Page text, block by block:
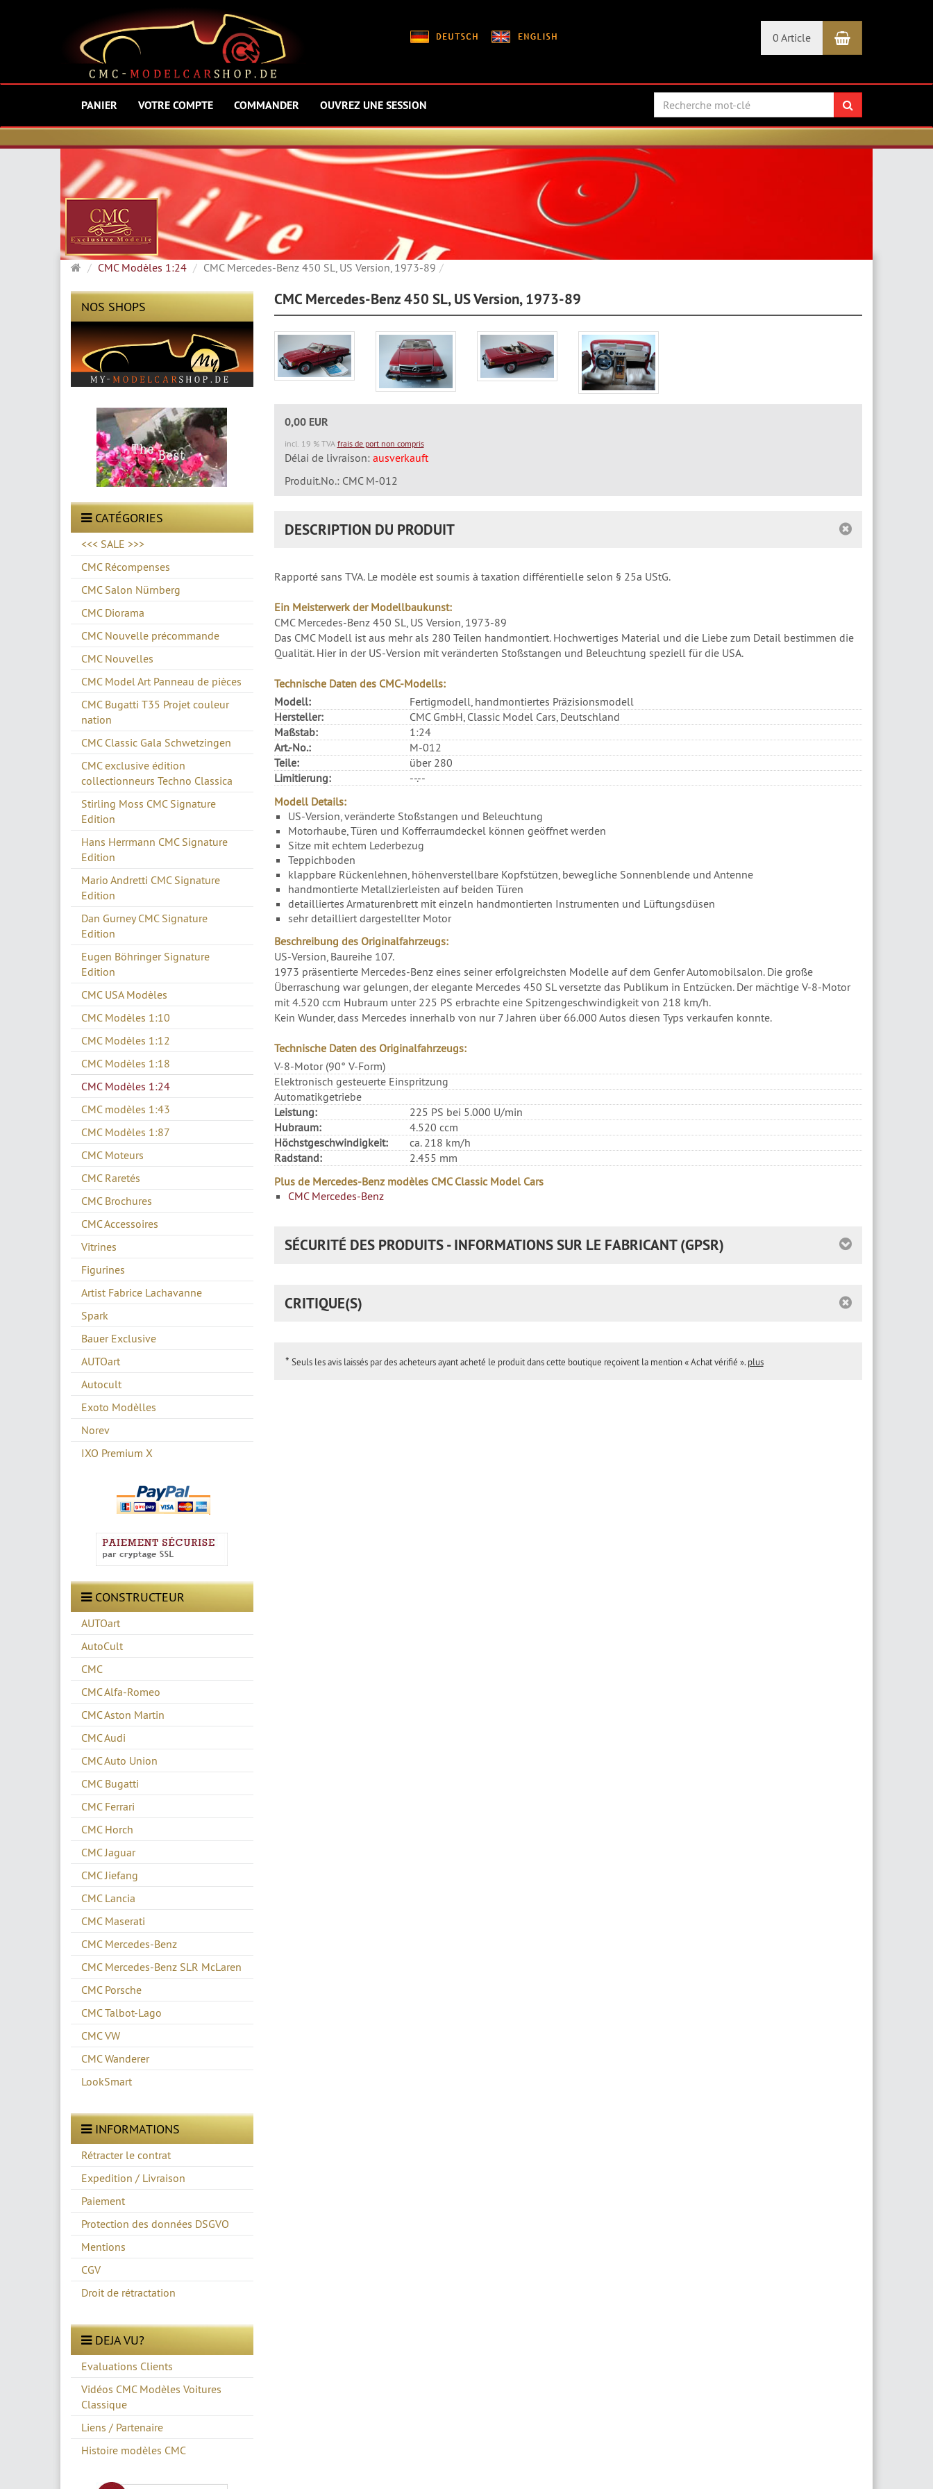
0 Article Panier
PANIER VOTRE COMPTE COMMANDER OUVREZ UNE SESSION
PageCMC Modèles 1:24 CMC Mercedes-Benz 450 SL, US Version, 1973-89
NOS SHOPS
CATÉGORIES
<<< SALE >>>
CMC Récompenses
CMC Salon Nürnberg
CMC Diorama
CMC Nouvelle précommande
CMC Nouvelles
CMC Model Art Panneau de pièces
CMC Bugatti T35 Projet couleur
nation
CMC Classic Gala Schwetzingen
CMC exclusive édition
collectionneurs Techno Classica
Stirling Moss CMC Signature
Edition
Hans Herrmann CMC Signature
Edition
Mario Andretti CMC Signature
Edition
Dan Gurney CMC Signature
Edition
Eugen Böhringer Signature
Edition
CMC USA Modèles
CMC Modèles 1:10
CMC Modèles 1:12
CMC Modèles 1:18
CMC Modèles 1:24
CMC modèles 1:43
CMC Modèles 1:87
CMC Moteurs
CMC Raretés
CMC Brochures
CMC Accessoires
Vitrines
Figurines
Artist Fabrice Lachavanne
Spark
Bauer Exclusive
AUTOart
Autocult
Exoto Modèlles
Norev
IXO Premium X
CONSTRUCTEUR
AUTOart
AutoCult
CMC
CMC Alfa-Romeo
CMC Aston Martin
CMC Audi
CMC Auto Union
CMC Bugatti
CMC Ferrari
CMC Horch
CMC Jaguar
CMC Jiefang
CMC Lancia
CMC Maserati
CMC Mercedes-Benz
CMC Mercedes-Benz SLR McLaren
CMC Porsche
CMC Talbot-Lago
CMC VW
CMC Wanderer
LookSmart
INFORMATIONS
Rétracter le contrat
Expedition / Livraison
Paiement
Protection des données DSGVO
Mentions
CGV
Droit de rétractation
DEJA VU?
Evaluations Clients
Vidéos CMC Modèles Voitures
Classique
Liens / Partenaire
Histoire modèles CMC
CMC Mercedes-Benz 450 SL, US Version, 1973-89
0,00 EUR
incl. 19 % TVA frais de port non compris
Délai de livraison: ausverkauft
Produit.No.: CMC M-012
DESCRIPTION DU PRODUIT
Rapporté sans TVA. Le modèle est soumis à taxation différentielle selon § 25a UStG.
Ein Meisterwerk der Modellbaukunst:
CMC Mercedes-Benz 450 SL, US Version, 1973-89
Das CMC Modell ist aus mehr als 280 Teilen handmontiert. Hochwertiges Material und die Liebe zum Detail bestimmen die
Qualität. Hier in der US-Version mit veränderten Stoßstangen und Beleuchtung speziell für die USA.
Technische Daten des CMC-Modells:
Modell:
Fertigmodell, handmontiertes Präzisionsmodell
Hersteller:
CMC GmbH, Classic Model Cars, Deutschland
Maßstab:
1:24
Art.-No.:
M-012
Teile:
über 280
Limitierung:
--.--
Modell Details:
US-Version, veränderte Stoßstangen und Beleuchtung
Motorhaube, Türen und Kofferraumdeckel können geöffnet werden
Sitze mit echtem Lederbezug
Teppichboden
klappbare Rückenlehnen, höhenverstellbare Kopfstützen, bewegliche Sonnenblende und Antenne
handmontierte Metallzierleisten auf beiden Türen
detailliertes Armaturenbrett mit einzeln handmontierten Instrumenten und Lüftungsdüsen
sehr detailliert dargestellter Motor
Beschreibung des Originalfahrzeugs:
US-Version, Baureihe 107.
1973 präsentierte Mercedes-Benz eines seiner erfolgreichsten Modelle auf dem Genfer Automobilsalon. Die große
Überraschung war gelungen, der elegante Mercedes 450 SL versetzte das Publikum in Entzücken. Der mächtige V-8-Motor
mit 4.520 ccm Hubraum unter 225 PS erbrachte eine Spitzengeschwindigkeit von 218 km/h.
Kein Wunder, dass Mercedes innerhalb von nur 7 Jahren über 66.000 Autos diesen Typs verkaufen konnte.
Technische Daten des Originalfahrzeugs:
V-8-Motor (90° V-Form)
Elektronisch gesteuerte Einspritzung
Automatikgetriebe
Leistung:
225 PS bei 5.000 U/min
Hubraum:
4.520 ccm
Höchstgeschwindigkeit:
ca. 218 km/h
Radstand:
2.455 mm
Plus de Mercedes-Benz modèles CMC Classic Model Cars
CMC Mercedes-Benz
SÉCURITÉ DES PRODUITS - INFORMATIONS SUR LE FABRICANT (GPSR)
CRITIQUE(S)
* Seuls les avis laissés par des acheteurs ayant acheté le produit dans cette boutique reçoivent la mention « Achat vérifié ». plus